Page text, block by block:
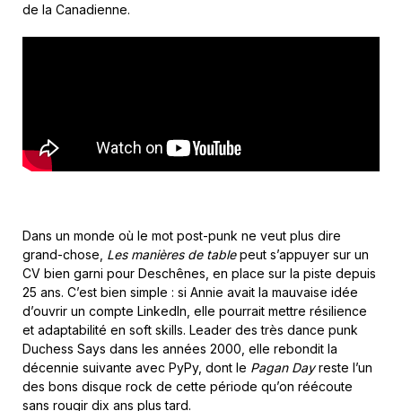
de la Canadienne.
Dans un monde où le mot post-punk ne veut plus dire
grand-chose, Les manières de tablepeut s’appuyer sur un
CV bien garni pour Deschênes, en place sur la piste depuis
25 ans. C’est bien simple : si Annie avait la mauvaise idée
d’ouvrir un compte LinkedIn, elle pourrait mettre résilience
et adaptabilité en soft skills. Leader des très dance punk
Duchess Says dans les années 2000, elle rebondit la
décennie suivante avec PyPy, dont le Pagan Dayreste l’un
des bons disque rock de cette période qu’on réécoute
sans rougir dix ans plus tard.